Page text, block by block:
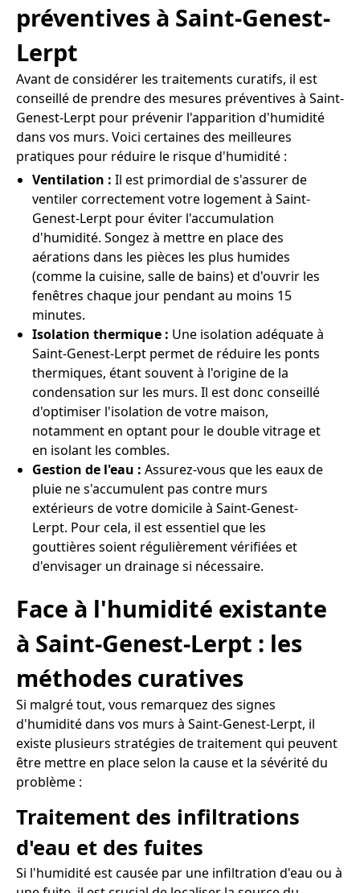
préventives à Saint-Genest-
Lerpt
Avant de considérer les traitements curatifs, il est
conseillé de prendre des mesures préventives à Saint-
Genest-Lerpt pour prévenir l'apparition d'humidité
dans vos murs. Voici certaines des meilleures
pratiques pour réduire le risque d'humidité :
Ventilation : Il est primordial de s'assurer de
ventiler correctement votre logement à Saint-
Genest-Lerpt pour éviter l'accumulation
d'humidité. Songez à mettre en place des
aérations dans les pièces les plus humides
(comme la cuisine, salle de bains) et d'ouvrir les
fenêtres chaque jour pendant au moins 15
minutes.
Isolation thermique : Une isolation adéquate à
Saint-Genest-Lerpt permet de réduire les ponts
thermiques, étant souvent à l'origine de la
condensation sur les murs. Il est donc conseillé
d'optimiser l'isolation de votre maison,
notamment en optant pour le double vitrage et
en isolant les combles.
Gestion de l'eau : Assurez-vous que les eaux de
pluie ne s'accumulent pas contre murs
extérieurs de votre domicile à Saint-Genest-
Lerpt. Pour cela, il est essentiel que les
gouttières soient régulièrement vérifiées et
d'envisager un drainage si nécessaire.
Face à l'humidité existante
à Saint-Genest-Lerpt : les
méthodes curatives
Si malgré tout, vous remarquez des signes
d'humidité dans vos murs à Saint-Genest-Lerpt, il
existe plusieurs stratégies de traitement qui peuvent
être mettre en place selon la cause et la sévérité du
problème :
Traitement des infiltrations
d'eau et des fuites
Si l'humidité est causée par une infiltration d'eau ou à